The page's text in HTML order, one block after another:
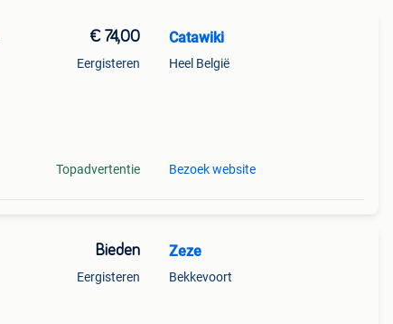
€ 74,00
Eergisteren
Topadvertentie
Catawiki
Heel België
Bezoek website
Bieden
Eergisteren
Zeze
Bekkevoort